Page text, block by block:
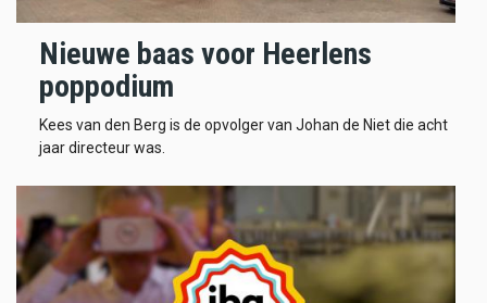
Nieuwe baas voor Heerlens
poppodium
Kees van den Berg is de opvolger van Johan de Niet die acht
jaar directeur was.